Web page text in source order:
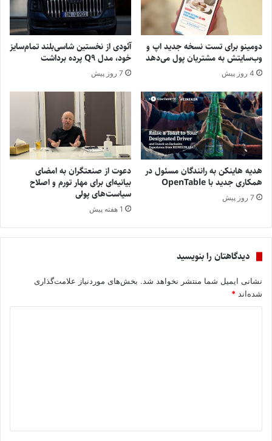
دومینو برای تست نسخه جدید اپ و
وب‌سایتش به مشتریان پول می‌دهد
4 روز پیش
آئودی از نخستین شاسی‌بلند تمام‌سایز
خود، مدل Q9 پرده برداشت
7 روز پیش
هدیه هاینکن به رانندگان مسئول در
همکاری جدید با OpenTable
7 روز پیش
دعوت از صنعتگران به امضای
بیانیه‌ای برای مهار تورم و اصلاح
سیاست‌های پولی
1 هفته پیش
دیدگاهتان را بنویسید
نشانی ایمیل شما منتشر نخواهد شد. بخش‌های موردنیاز علامت‌گذاری
شده‌اند *